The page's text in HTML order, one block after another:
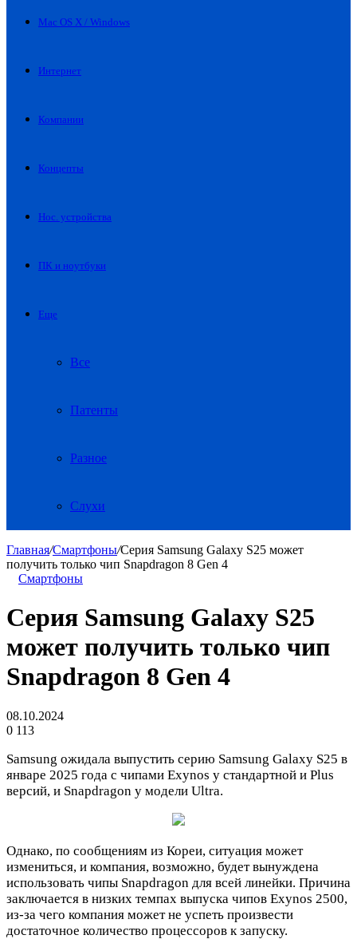
Mac OS X / Windows
Интернет
Компании
Концепты
Нос. устройства
ПК и ноутбуки
Еще
Все
Патенты
Разное
Слухи
Главная/Смартфоны/Серия Samsung Galaxy S25 может
получить только чип Snapdragon 8 Gen 4
Смартфоны
Серия Samsung Galaxy S25
может получить только чип
Snapdragon 8 Gen 4
08.10.2024
0 113
Samsung ожидала выпустить серию Samsung Galaxy S25 в
январе 2025 года с чипами Exynos у стандартной и Plus
версий, и Snapdragon у модели Ultra.
Однако, по сообщениям из Кореи, ситуация может
измениться, и компания, возможно, будет вынуждена
использовать чипы Snapdragon для всей линейки. Причина
заключается в низких темпах выпуска чипов Exynos 2500,
из-за чего компания может не успеть произвести
достаточное количество процессоров к запуску.